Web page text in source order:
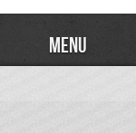
Menu